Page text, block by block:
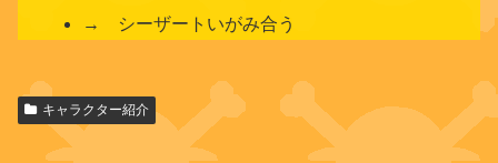
→ シーザートいがみ合う
関
連キャラクター紹介